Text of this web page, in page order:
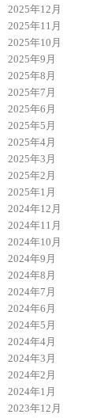
2025年12月
2025年11月
2025年10月
2025年9月
2025年8月
2025年7月
2025年6月
2025年5月
2025年4月
2025年3月
2025年2月
2025年1月
2024年12月
2024年11月
2024年10月
2024年9月
2024年8月
2024年7月
2024年6月
2024年5月
2024年4月
2024年3月
2024年2月
2024年1月
2023年12月